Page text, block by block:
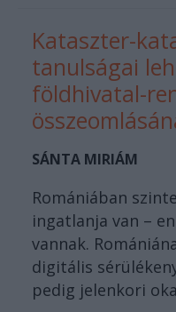
Kataszter-
tanulságai
földhivatal-
SÁNTA MIRIÁM
Romániában
ingatlanja van –
vannak.
digitális
pedig jelenkori